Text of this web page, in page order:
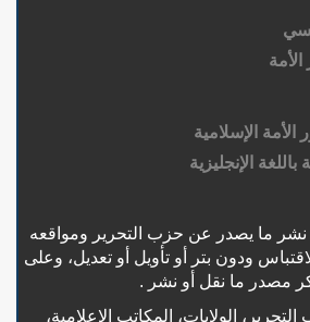
الإسلامية
الإنجليزية
نشر ما يصدر عن حزب التحرير ومواقعه
ودون بتر أو تأويل أو تعديل، وعلى
مصدر ما نقل أو نشر .
الولايات، المكاتب الإعلامية،